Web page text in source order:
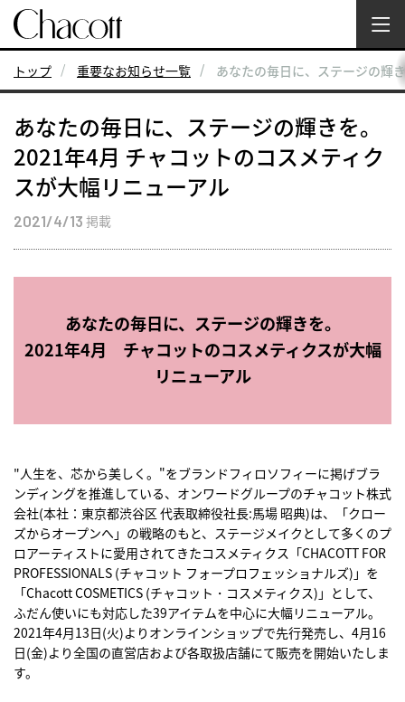
トップ 重要なお知らせ一覧 あなたの毎日に、ステージの輝
あなたの毎日に、ステージの輝きを。
2021年4月 チャコットのコスメティク
スが大幅リニューアル
2021/4/13 掲載
あなたの毎日に、ステージの輝きを。
2021年4月 チャコットのコスメティクスが大幅
リニューアル
"人生を、芯から美しく。"をブランドフィロソフィーに掲げブラ
ンディングを推進している、オンワードグループのチャコット株式
会社(本社：東京都渋谷区 代表取締役社長:馬場 昭典)は、「クロー
ズからオープンへ」の戦略のもと、ステージメイクとして多くのプ
ロアーティストに愛用されてきたコスメティクス「CHACOTT FOR
PROFESSIONALS (チャコット フォープロフェッショナルズ)」を
「Chacott COSMETICS (チャコット・コスメティクス)」として、
ふだん使いにも対応した39アイテムを中心に大幅リニューアル。
2021年4月13日(火)よりオンラインショップで先行発売し、4月16
日(金)より全国の直営店および各取扱店舗にて販売を開始いたしま
す。